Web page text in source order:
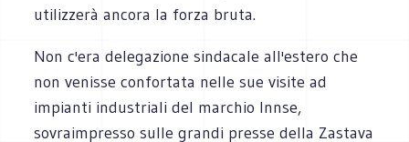
utilizzerà ancora la forza bruta.
Non c'era delegazione sindacale all'estero che
non venisse confortata nelle sue visite ad
impianti industriali del marchio Innse,
sovraimpresso sulle grandi presse della Zastava